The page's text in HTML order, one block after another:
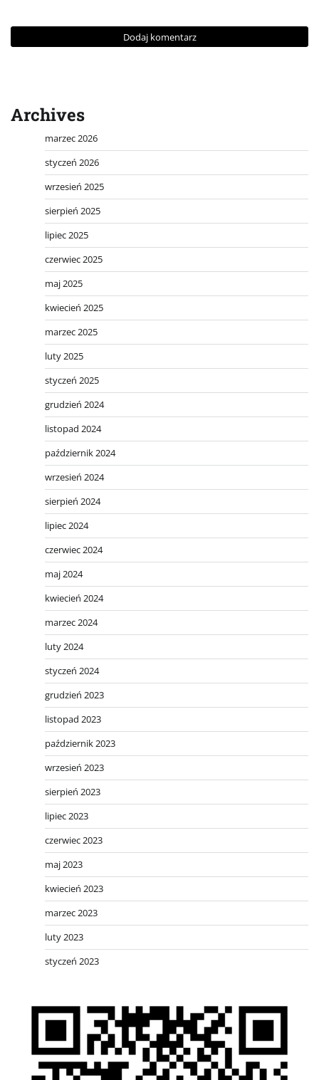
Archives
marzec 2026
styczeń 2026
wrzesień 2025
sierpień 2025
lipiec 2025
czerwiec 2025
maj 2025
kwiecień 2025
marzec 2025
luty 2025
styczeń 2025
grudzień 2024
listopad 2024
październik 2024
wrzesień 2024
sierpień 2024
lipiec 2024
czerwiec 2024
maj 2024
kwiecień 2024
marzec 2024
luty 2024
styczeń 2024
grudzień 2023
listopad 2023
październik 2023
wrzesień 2023
sierpień 2023
lipiec 2023
czerwiec 2023
maj 2023
kwiecień 2023
marzec 2023
luty 2023
styczeń 2023